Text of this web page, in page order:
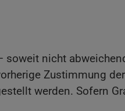
soweit nicht
Zustimmung
werden. Sofern